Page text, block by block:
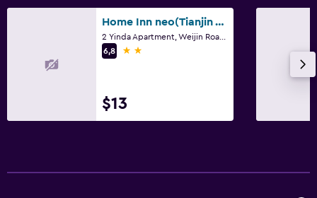
Home Inn neo(Tianjin Weijin Road Tianjin University General Hospital)
6,8
2 estrellas
$13